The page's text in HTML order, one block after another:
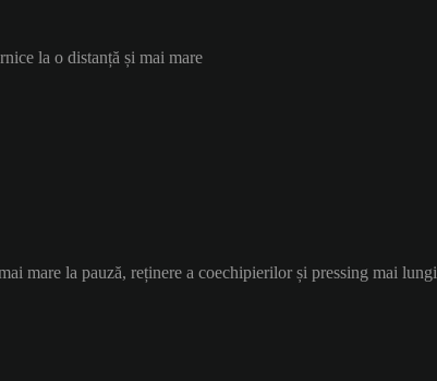
la o distanță și mai mare
mare la pauză, reținere a coechipierilor și pressing mai lungi